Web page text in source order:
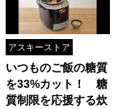
アスキーストア
いつものご飯の糖質
を33%カット！ 糖
質制限を応援する炊